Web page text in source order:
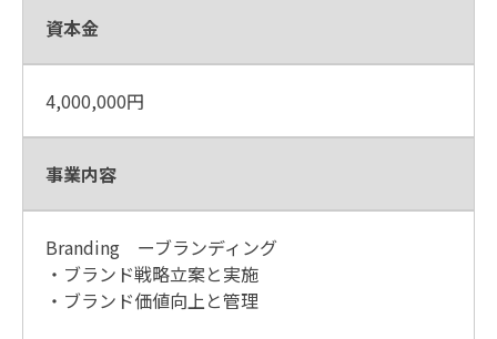
資本金
4,000,000円
事業内容
Branding ーブランディング
・ブランド戦略立案と実施
・ブランド価値向上と管理